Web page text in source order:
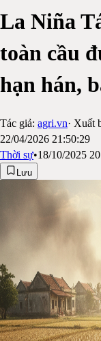
La Niña
toàn cầu
hạn hán,
Tác giả: agri.vn· Xuất
22/04/2026 21:50:29
Thời sự•18/10/2025
Lưu